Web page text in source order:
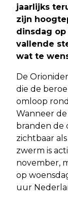
jaarlijks
zijn
dinsdag
vallende
wat te
De
die de
omloop
Wanneer
branden de
zichtbaar
zwerm is
november,
op
uur